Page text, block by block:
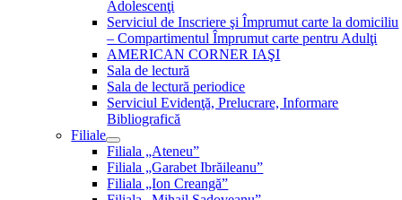
Adolescenţi
Serviciul de Inscriere şi Împrumut carte la domiciliu
– Compartimentul Împrumut carte pentru Adulţi
AMERICAN CORNER IAŞI
Sala de lectură
Sala de lectură periodice
Serviciul Evidenţă, Prelucrare, Informare
Bibliografică
Filiale
Filiala „Ateneu”
Filiala „Garabet Ibrăileanu”
Filiala „Ion Creangă”